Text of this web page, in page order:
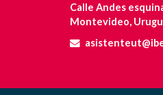
Calle Andes
Montevideo,